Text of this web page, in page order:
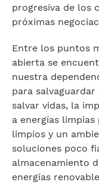
progresiva de los
próximas
Entre los puntos
abierta se
nuestra
para
salvar vidas, la
a energías
limpios y un
soluciones poco
almacenamiento
energías